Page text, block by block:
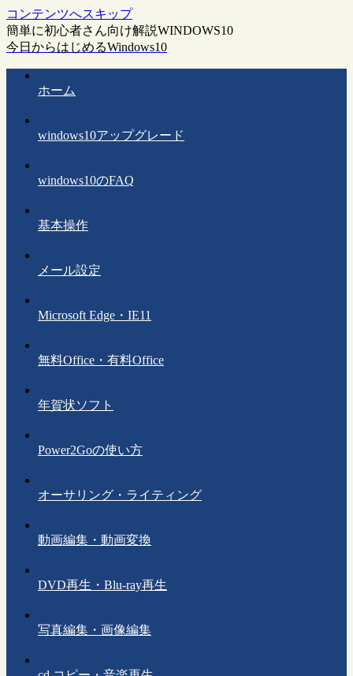
コンテンツへスキップ
簡単に初心者さん向け解説WINDOWS10
今日からはじめるWindows10
ホーム
windows10アップグレード
windows10のFAQ
基本操作
メール設定
Microsoft Edge・IE11
無料Office・有料Office
年賀状ソフト
Power2Goの使い方
オーサリング・ライティング
動画編集・動画変換
DVD再生・Blu-ray再生
写真編集・画像編集